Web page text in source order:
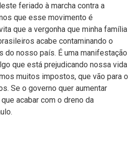
feriado à marcha contra a
que esse movimento é
que a vergonha que minha família
acabe contaminando o
do nosso país. É uma manifestação
que está prejudicando nossa vida
muitos impostos, que vão para o
Se o governo quer aumentar
acabar com o dreno da